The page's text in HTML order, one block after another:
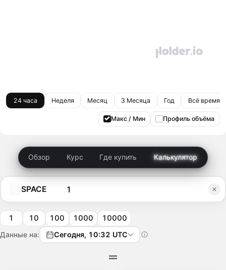
24 часа Неделя Месяц 3 Месяца Год Всё время
Макс / Мин Профиль объёма
Обзор Курс Где купить Калькулятор
SPACE
1 10 100 1000 10000
Данные на: Сегодня, 10:32 UTC